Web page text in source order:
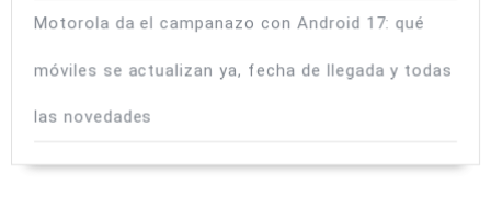
Motorola da el campanazo con Android 17: qué
móviles se actualizan ya, fecha de llegada y todas
las novedades